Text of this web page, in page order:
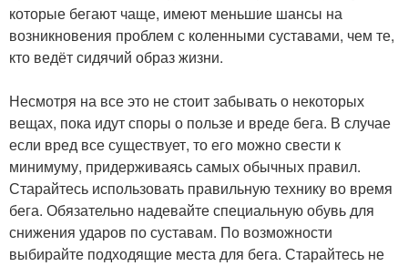
которые бегают чаще, имеют меньшие шансы на
возникновения проблем с коленными суставами, чем те,
кто ведёт сидячий образ жизни.
Несмотря на все это не стоит забывать о некоторых
вещах, пока идут споры о пользе и вреде бега. В случае
если вред все существует, то его можно свести к
минимуму, придерживаясь самых обычных правил.
Старайтесь использовать правильную технику во время
бега. Обязательно надевайте специальную обувь для
снижения ударов по суставам. По возможности
выбирайте подходящие места для бега. Старайтесь не